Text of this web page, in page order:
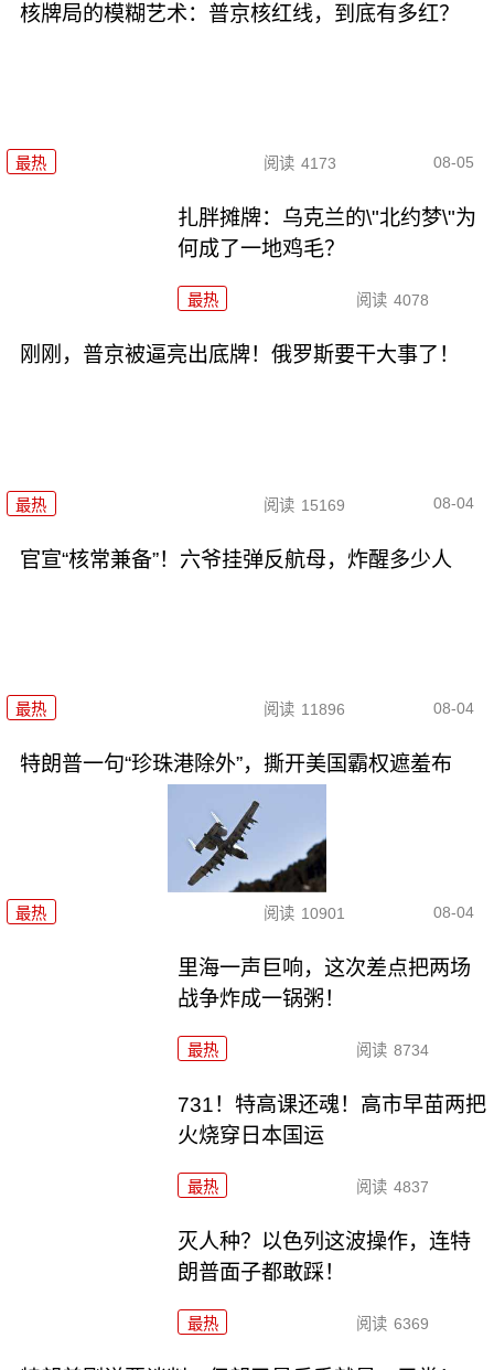
核牌局的模糊艺术：普京核红线，到底有多红？
最热 阅读 4173 08-05
扎胖摊牌：乌克兰的\"北约梦\"为
何成了一地鸡毛？
最热 阅读 4078
刚刚，普京被逼亮出底牌！俄罗斯要干大事了！
最热 阅读 15169 08-04
官宣“核常兼备”！六爷挂弹反航母，炸醒多少人
最热 阅读 11896 08-04
特朗普一句“珍珠港除外”，撕开美国霸权遮羞布
最热 阅读 10901 08-04
里海一声巨响，这次差点把两场
战争炸成一锅粥！
最热 阅读 8734
731！特高课还魂！高市早苗两把
火烧穿日本国运
最热 阅读 4837
灭人种？以色列这波操作，连特
朗普面子都敢踩！
最热 阅读 6369